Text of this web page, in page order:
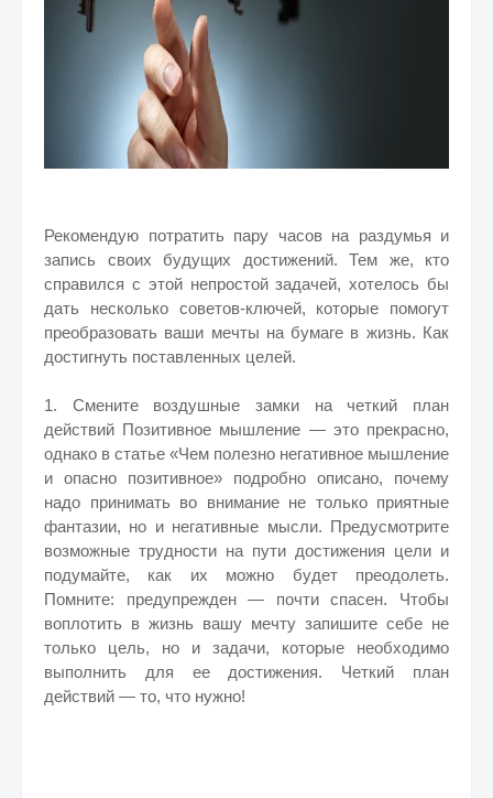
Рекомендую потратить пару часов на раздумья и
запись своих будущих достижений. Тем же, кто
справился с этой непростой задачей, хотелось бы
дать несколько советов-ключей, которые помогут
преобразовать ваши мечты на бумаге в жизнь. Как
достигнуть поставленных целей.
1. Смените воздушные замки на четкий план
действий Позитивное мышление — это прекрасно,
однако в статье «Чем полезно негативное мышление
и опасно позитивное» подробно описано, почему
надо принимать во внимание не только приятные
фантазии, но и негативные мысли. Предусмотрите
возможные трудности на пути достижения цели и
подумайте, как их можно будет преодолеть.
Помните: предупрежден — почти спасен. Чтобы
воплотить в жизнь вашу мечту запишите себе не
только цель, но и задачи, которые необходимо
выполнить для ее достижения. Четкий план
действий — то, что нужно!